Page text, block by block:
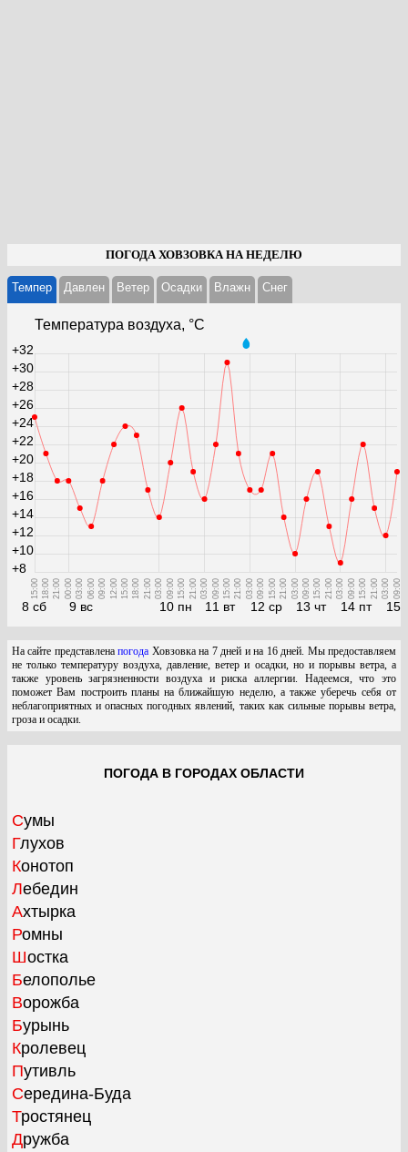
ПОГОДА ХОВЗОВКА НА НЕДЕЛЮ
Темпер Давлен Ветер Осадки Влажн Cнег
Температура воздуха, °С
8 сб
15:00 18:00 21:00
9 вс
00:00 03:00 06:00 09:00 12:00 15:00 18:00 21:00
10 пн
03:00 09:00 15:00 21:00
11 вт
03:00 09:00 15:00 21:00
12 ср
03:00 09:00 15:00 21:00
13 чт
03:00 09:00 15:00 21:00
14 пт
03:00 09:00 15:00 21:00
15
03:00 09:00
+8
+10
+12
+14
+16
+18
+20
+22
+24
+26
+28
+30
+32
На сайте представленапогода Ховзовка на 7 дней и на 16 дней. Мы предоставляем
не только температуру воздуха, давление, ветер и осадки, но и порывы ветра, а
также уровень загрязненности воздуха и риска аллергии. Надеемся, что это
поможет Вам построить планы на ближайшую неделю, а также уберечь себя от
неблагоприятных и опасных погодных явлений, таких как сильные порывы ветра,
гроза и осадки.
ПОГОДА В ГОРОДАХ ОБЛАСТИ
Сумы
Глухов
Конотоп
Лебедин
Ахтырка
Ромны
Шостка
Белополье
Ворожба
Бурынь
Кролевец
Путивль
Середина-Буда
Тростянец
Дружба